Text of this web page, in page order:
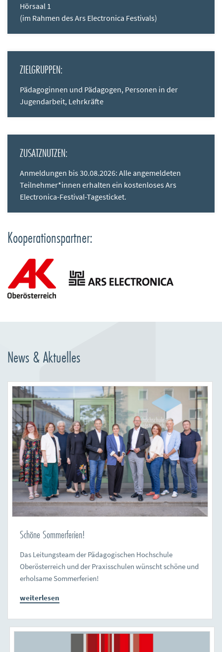
Hörsaal 1
(im Rahmen des Ars Electronica Festivals)
ZIELGRUPPEN:
Pädagoginnen und Pädagogen, Personen in der
Jugendarbeit, Lehrkräfte
ZUSATZNUTZEN:
Anmeldungen bis 30.08.2026: Alle angemeldeten
Teilnehmer*innen erhalten ein kostenloses Ars
Electronica-Festival-Tagesticket.
Kooperationspartner:
News & Aktuelles
Schöne Sommerferien!
Das Leitungsteam der Pädagogischen Hochschule
Oberösterreich und der Praxisschulen wünscht schöne und
erholsame Sommerferien!
weiterlesen